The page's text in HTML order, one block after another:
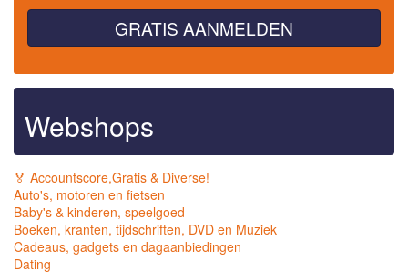
GRATIS AANMELDEN
Webshops
🏅 Accountscore,Gratis & Diverse!
Auto's, motoren en fietsen
Baby's & kinderen, speelgoed
Boeken, kranten, tijdschriften, DVD en Muziek
Cadeaus, gadgets en dagaanbiedingen
Dating